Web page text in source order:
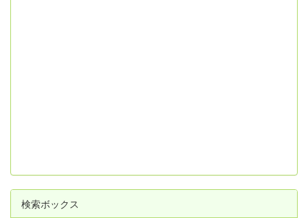
検索ボックス